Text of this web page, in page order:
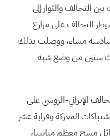
التحالف والثوار إلى
التحالف على مزارع
مساء، ووصلت بذلك
سنين من وضع شبه
الإيراني-الروسي على
المعركة وقرابة عشر
مسح معظم مبانيها،